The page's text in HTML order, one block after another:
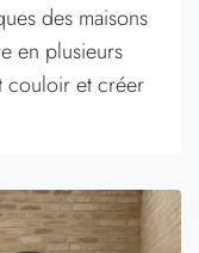
des maisons
en plusieurs
couloir et créer